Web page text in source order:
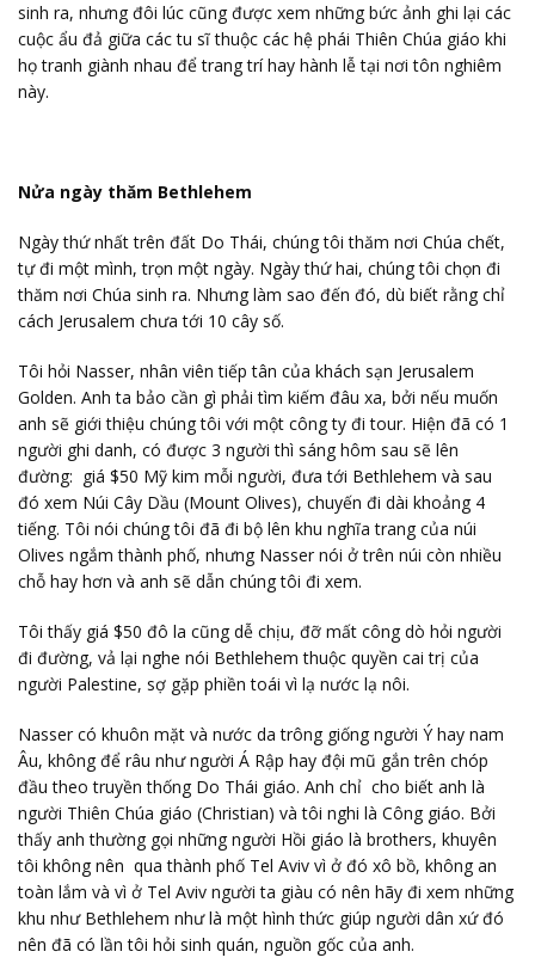
sinh ra, nhưng đôi lúc cũng được xem những bức ảnh ghi lại các
cuộc ẩu đả giữa các tu sĩ thuộc các hệ phái Thiên Chúa giáo khi
họ tranh giành nhau để trang trí hay hành lễ tại nơi tôn nghiêm
này.
Nửa ngày thăm Bethlehem
Ngày thứ nhất trên đất Do Thái, chúng tôi thăm nơi Chúa chết,
tự đi một mình, trọn một ngày. Ngày thứ hai, chúng tôi chọn đi
thăm nơi Chúa sinh ra. Nhưng làm sao đến đó, dù biết rằng chỉ
cách Jerusalem chưa tới 10 cây số.
Tôi hỏi Nasser, nhân viên tiếp tân của khách sạn Jerusalem
Golden. Anh ta bảo cần gì phải tìm kiếm đâu xa, bởi nếu muốn
anh sẽ giới thiệu chúng tôi với một công ty đi tour. Hiện đã có 1
người ghi danh, có được 3 người thì sáng hôm sau sẽ lên
đường: giá $50 Mỹ kim mỗi người, đưa tới Bethlehem và sau
đó xem Núi Cây Dầu (Mount Olives), chuyến đi dài khoảng 4
tiếng. Tôi nói chúng tôi đã đi bộ lên khu nghĩa trang của núi
Olives ngắm thành phố, nhưng Nasser nói ở trên núi còn nhiều
chỗ hay hơn và anh sẽ dẫn chúng tôi đi xem.
Tôi thấy giá $50 đô la cũng dễ chịu, đỡ mất công dò hỏi người
đi đường, vả lại nghe nói Bethlehem thuộc quyền cai trị của
người Palestine, sợ gặp phiền toái vì lạ nước lạ nôi.
Nasser có khuôn mặt và nước da trông giống người Ý hay nam
Âu, không để râu như người Á Rập hay đội mũ gắn trên chóp
đầu theo truyền thống Do Thái giáo. Anh chỉ cho biết anh là
người Thiên Chúa giáo (Christian) và tôi nghi là Công giáo. Bởi
thấy anh thường gọi những người Hồi giáo là brothers, khuyên
tôi không nên qua thành phố Tel Aviv vì ở đó xô bồ, không an
toàn lắm và vì ở Tel Aviv người ta giàu có nên hãy đi xem những
khu như Bethlehem như là một hình thức giúp người dân xứ đó
nên đã có lần tôi hỏi sinh quán, nguồn gốc của anh.